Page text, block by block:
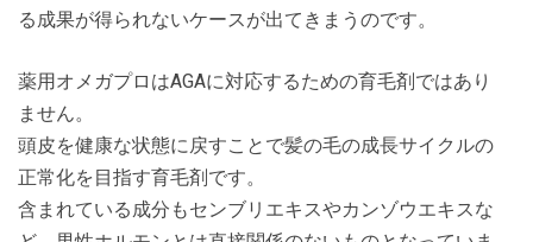
る成果が得られないケースが出てきまうのです。
薬用オメガプロはAGAに対応するための育毛剤ではあり
ません。
頭皮を健康な状態に戻すことで髪の毛の成長サイクルの
正常化を目指す育毛剤です。
含まれている成分もセンブリエキスやカンゾウエキスな